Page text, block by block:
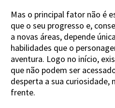
Mas o principal fator não é
que o seu progresso e,
a novas áreas, depende
habilidades que o
aventura. Logo no início,
que não podem ser
desperta a sua curiosidade,
frente.